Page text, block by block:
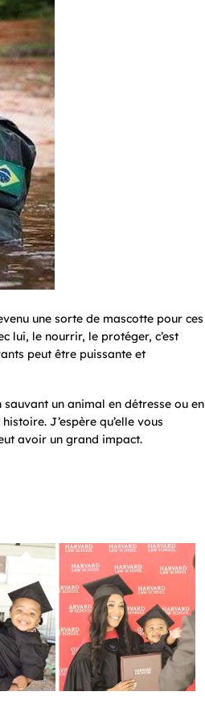
une sorte de mascotte pour ces
lui, le nourrir, le protéger, c’est
peut être puissante et
un animal en détresse ou en
J’espère qu’elle vous
avoir un grand impact.